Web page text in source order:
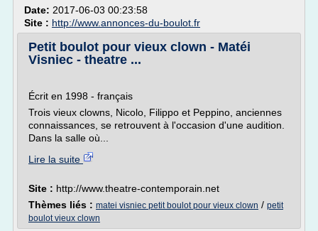
Date: 2017-06-03 00:23:58
Site : http://www.annonces-du-boulot.fr
Petit boulot pour vieux clown - Matéi
Visniec - theatre ...
Écrit en 1998 - français
Trois vieux clowns, Nicolo, Filippo et Peppino, anciennes
connaissances, se retrouvent à l'occasion d'une audition.
Dans la salle où...
Lire la suite
Site : http://www.theatre-contemporain.net
Thèmes liés : matei visniec petit boulot pour vieux clown / petit
boulot vieux clown